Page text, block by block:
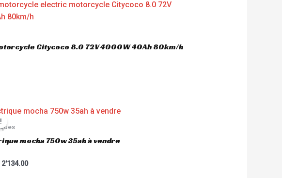
Citycoco 8.0 72V 4000W 40Ah 80km/h
mocha 750w 35ah à vendre
2'134.00